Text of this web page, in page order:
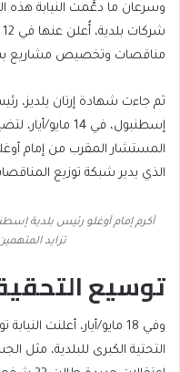
وسرعان ما دعَّمت النيابة هذه
مناقصات وتخصيص مشاريع
ثم جاءت شهادة إرتان يلديز،
إسطنبول، في 14
المستشار المقرب من إمام
الذي يدير شبكة توزيع
أكرم إمام أوغلو رئيس بلدية
تزايد
توسيع
وفي 18 مايو/أيار، أعلنت
التحتية الكبرى للبلدية، مثل